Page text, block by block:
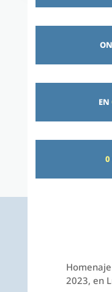
EN
0
2023, en